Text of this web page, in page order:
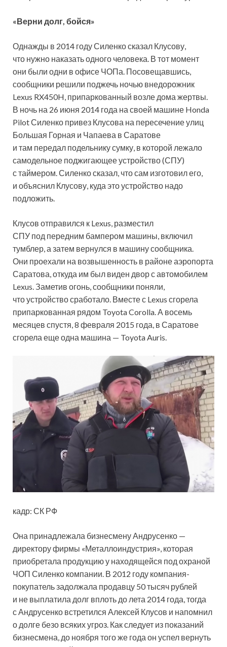
«Верни долг, бойся»
Однажды в 2014 году Силенко сказал Клусову,
что нужно наказать одного человека. В тот момент
они были одни в офисе ЧОПа. Посовещавшись,
сообщники решили поджечь ночью внедорожник
Lexus RX450H, припаркованный возле дома жертвы.
В ночь на 26 июня 2014 года на своей машине Honda
Pilot Силенко привез Клусова на пересечение улиц
Большая Горная и Чапаева в Саратове
и там передал подельнику сумку, в которой лежало
самодельное поджигающее устройство (СПУ)
с таймером. Силенко сказал, что сам изготовил его,
и объяснил Клусову, куда это устройство надо
подложить.
Клусов отправился к Lexus, разместил
СПУ под передним бампером машины, включил
тумблер, а затем вернулся в машину сообщника.
Они проехали на возвышенность в районе аэропорта
Саратова, откуда им был виден двор с автомобилем
Lexus. Заметив огонь, сообщники поняли,
что устройство сработало. Вместе с Lexus сгорела
припаркованная рядом Toyota Corolla. А восемь
месяцев спустя, 8 февраля 2015 года, в Саратове
сгорела еще одна машина — Toyota Auris.
кадр: СК РФ
Она принадлежала бизнесмену Андрусенко —
директору фирмы «Металлоиндустрия», которая
приобретала продукцию у находящейся под охраной
ЧОП Силенко компании. В 2012 году компания-
покупатель задолжала продавцу 50 тысяч рублей
и не выплатила долг вплоть до лета 2014 года, тогда
с Андрусенко встретился Алексей Клусов и напомнил
о долге безо всяких угроз. Как следует из показаний
бизнесмена, до ноября того же года он успел вернуть